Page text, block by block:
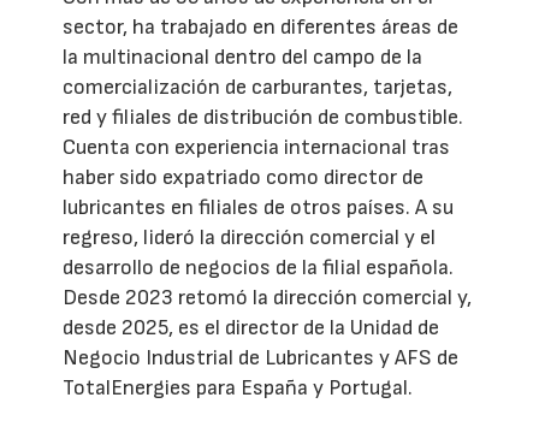
sector, ha trabajado en diferentes áreas de
la multinacional dentro del campo de la
comercialización de carburantes, tarjetas,
red y filiales de distribución de combustible.
Cuenta con experiencia internacional tras
haber sido expatriado como director de
lubricantes en filiales de otros países. A su
regreso, lideró la dirección comercial y el
desarrollo de negocios de la filial española.
Desde 2023 retomó la dirección comercial y,
desde 2025, es el director de la Unidad de
Negocio Industrial de Lubricantes y AFS de
TotalEnergies para España y Portugal.